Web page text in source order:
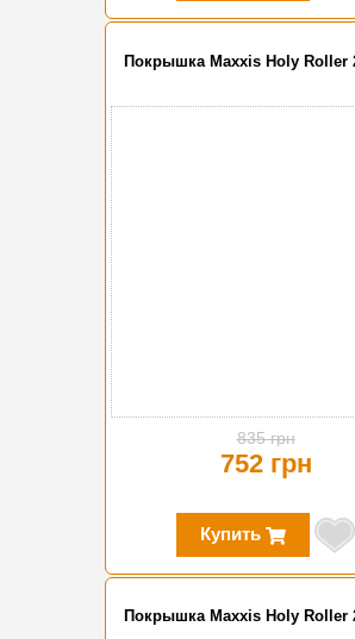
Покрышка Maxxis Holy Roller
835 грн
752 грн
Купить
Покрышка Maxxis Holy Roller